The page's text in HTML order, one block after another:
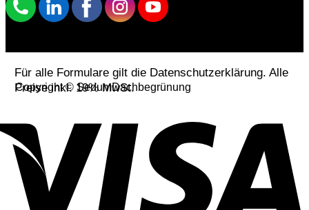
Für alle Formulare gilt die Datenschutzerklärung. Alle
Preise inkl. 19% MwSt.
Copyright © SedumDachbegrünung